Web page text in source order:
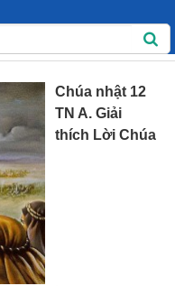
Chúa nhật 12
TN A. Giải
thích Lời Chúa